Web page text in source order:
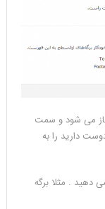
می شود و سمت
دارید را به
دهید . مثلا برگه